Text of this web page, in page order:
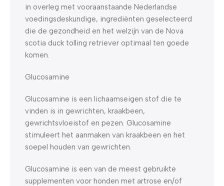
in overleg met vooraanstaande Nederlandse
voedingsdeskundige, ingrediënten geselecteerd
die de gezondheid en het welzijn van de Nova
scotia duck tolling retriever optimaal ten goede
komen.
Glucosamine
Glucosamine is een lichaamseigen stof die te
vinden is in gewrichten, kraakbeen,
gewrichtsvloeistof en pezen. Glucosamine
stimuleert het aanmaken van kraakbeen en het
soepel houden van gewrichten.
Glucosamine is een van de meest gebruikte
supplementen voor honden met artrose en/of